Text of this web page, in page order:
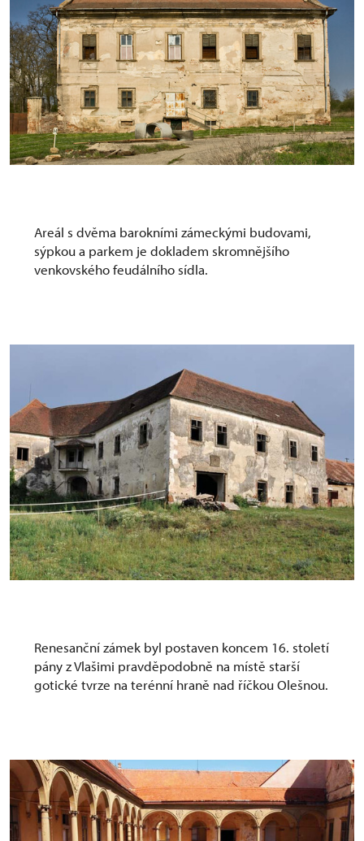
Areál s dvěma barokními zámeckými budovami,
sýpkou a parkem je dokladem skromnějšího
venkovského feudálního sídla.
Renesanční zámek byl postaven koncem 16. století
pány z Vlašimi pravděpodobně na místě starší
gotické tvrze na terénní hraně nad říčkou Olešnou.